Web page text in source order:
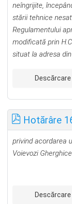
neîngrijite,
stării tehnice
Regulamentului
modificată prin
situat la adresa
Descărcare
Hotărâre
privind acordarea
Voievozi
Descărcare